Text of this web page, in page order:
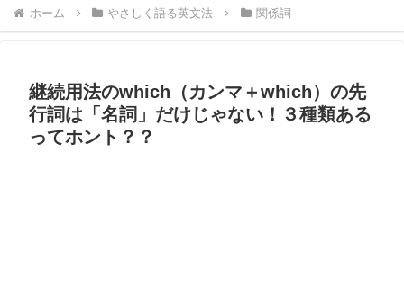
ホーム やさしく語る英文法 関係詞
継続用法のwhich（カンマ＋which）の先
行詞は「名詞」だけじゃない！３種類ある
ってホント？？